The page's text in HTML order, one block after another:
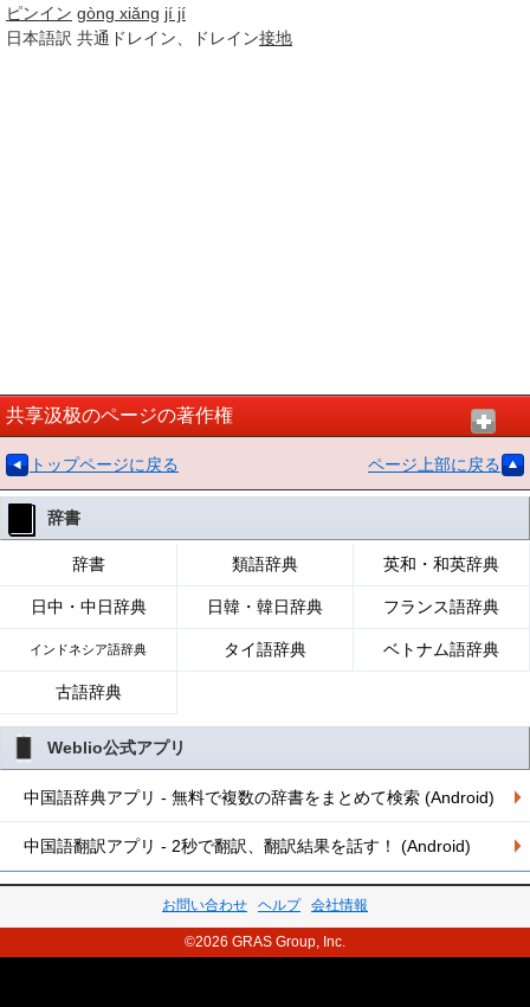
ピンイン gòng xiǎng jí jí
日本語訳 共通ドレイン、ドレイン接地
共享汲极のページの著作権
トップページに戻る ページ上部に戻る
辞書
辞書 類語辞典 英和・和英辞典
日中・中日辞典 日韓・韓日辞典 フランス語辞典
インドネシア語辞典 タイ語辞典 ベトナム語辞典
古語辞典
Weblio公式アプリ
中国語辞典アプリ - 無料で複数の辞書をまとめて検索 (Android)
中国語翻訳アプリ - 2秒で翻訳、翻訳結果を話す！ (Android)
お問い合わせ ヘルプ 会社情報
©2026 GRAS Group, Inc.